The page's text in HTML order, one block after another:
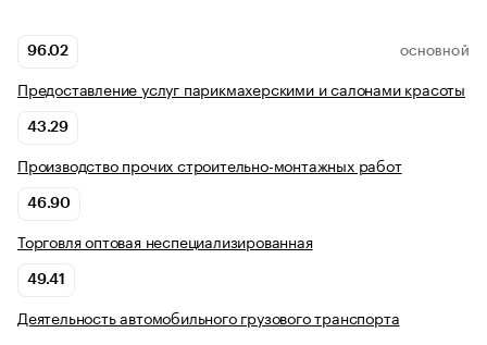
96.02 ОСНОВНОЙ
Предоставление услуг парикмахерскими и салонами красоты
43.29
Производство прочих строительно-монтажных работ
46.90
Торговля оптовая неспециализированная
49.41
Деятельность автомобильного грузового транспорта